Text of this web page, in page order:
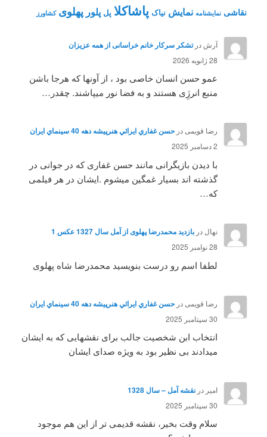
نقاشی نمايشنامه نمایش نیاک پاشاکلا پل پلور پهلوی کشاورز
آرش درتشکر سرکار خانم خراسانی از همه عزیزان
28 ژانویه 2026
عمو حسن انسان خاصی بود ، از آونها که هرجا باشن
منبع انرژِی هستند و به فضا نور میپاشند. چقدر…
رضا قویمی در حسن غفاري ايرائي هنرپيشه دهه 40 سينماي ايران
2 دسامبر 2025
با دیدن بازیگرانی مانند حسن غفاری که در جوانی در
گذشته اند بسیار غمگین میشوم .ایشان در هر فیلمی
که…
نهال در بازدید محمدرضا پهلوی از آمل سال 1327 عکس 1
28 نوامبر 2025
لطفا اسم رو درست بنویسید محمدرضا شاه پهلوی
رضا قویمی در حسن غفاري ايرائي هنرپيشه دهه 40 سينماي ايران
30 سپتامبر 2025
انتخاب ابن شخصیت جالب برای نقشهایی که به ایشان
میدادند بی نظیر بود به ویژه صدای ایشان
امیر در نقشه آمل – سال 1328
30 سپتامبر 2025
سلام وقت بخیر، نقشه قدیمی تر از این هم موجود